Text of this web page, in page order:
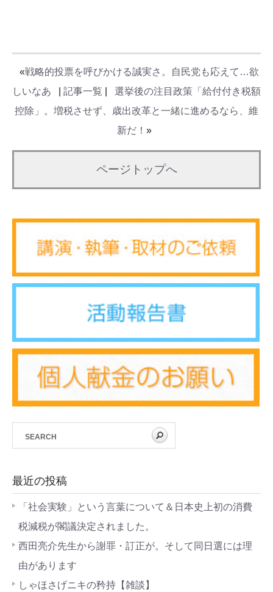
«戦略的投票を呼びかける誠実さ。自民党も応えて…欲
しいなあ
記事一覧
選挙後の注目政策「給付付き税額
控除」。増税させず、歳出改革と一緒に進めるなら、維
新だ！ »
ページトップへ
最近の投稿
「社会実験」という言葉について＆日本史上初の消費
税減税が閣議決定されました。
西田亮介先生から謝罪・訂正が。そして同日選には理
由があります
しゃほさげニキの矜持【雑談】